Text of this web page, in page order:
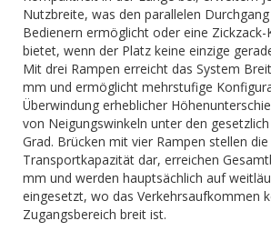
Nutzbreite, was den parallelen
Bedienern ermöglicht oder eine
bietet, wenn der Platz keine einzige
Mit drei Rampen erreicht das System
mm und ermöglicht mehrstufige
Überwindung erheblicher
von Neigungswinkeln unter den
Grad. Brücken mit vier Rampen stellen
Transportkapazität dar, erreichen
mm und werden hauptsächlich auf
eingesetzt, wo das Verkehrsaufkommen
Zugangsbereich breit ist.